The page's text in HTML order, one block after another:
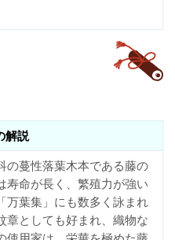
解説
の蔓性落葉木本である藤の
寿命が長く、繁殖力が強い
万葉集」にも数多く詠まれ
章としても好まれ、織物な